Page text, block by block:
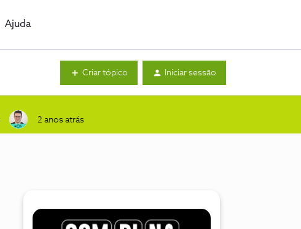
Ajuda
Criar tópico Iniciar sessão
2 anos atrás